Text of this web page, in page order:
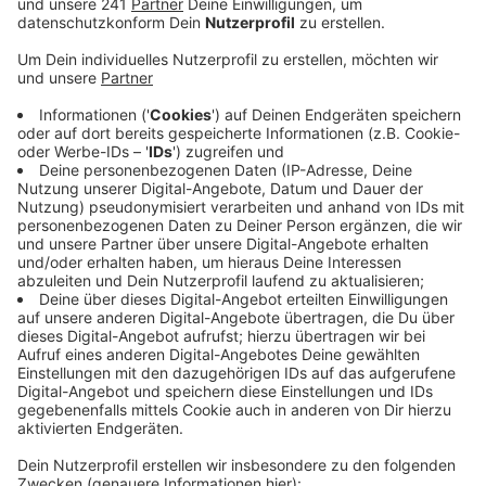
Anzeige
Die Polizei ermittelt dort gegen einen 33-jährigen
Mann. Er soll im Zusammenhang mit dem Polizisten-
Mord im rheinland-pfälzischen Kusel Hass im Netz
verbreitet haben. Die Polizei hat das Handy des
Mannes sichergestellt.
Bei dem bundesweiten Aktionstag haben Beamte in
NRW neun Gebäude durchsucht und drei Menschen
vernommen.
Am Mittwochvormittag hat das Landgericht
Kaiserslautern den Mörder der beiden Polizisten zu
lebenslanger Haft verurteilt. Das Gericht stellte
Tat hatte Ende Januar bundesweites Aufsehen erregt.